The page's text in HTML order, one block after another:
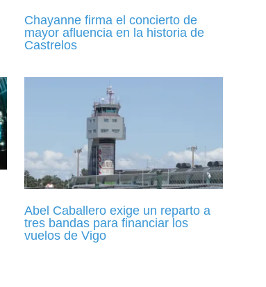
Chayanne firma el concierto de
mayor afluencia en la historia de
Castrelos
Abel Caballero exige un reparto a
tres bandas para financiar los
vuelos de Vigo